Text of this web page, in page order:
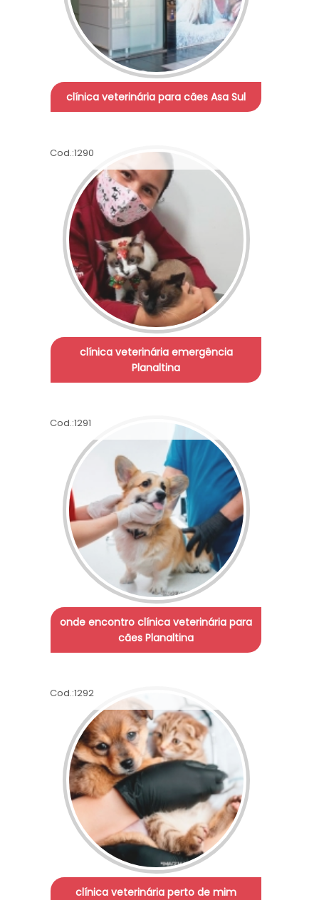
clínica veterinária para cães Asa Sul
Cod.:1290
clínica veterinária emergência
Planaltina
Cod.:1291
onde encontro clínica veterinária para
cães Planaltina
Cod.:1292
clínica veterinária perto de mim